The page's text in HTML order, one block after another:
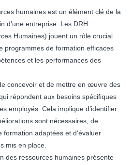
humaines est un élément clé de la
d’une entreprise. Les DRH
Humaines) jouent un rôle crucial
programmes de formation efficaces
et les performances des
concevoir et de mettre en œuvre des
répondent aux besoins spécifiques
employés. Cela implique d’identifier
sont nécessaires, de
formation adaptées et d’évaluer
mis en place.
des ressources humaines présente